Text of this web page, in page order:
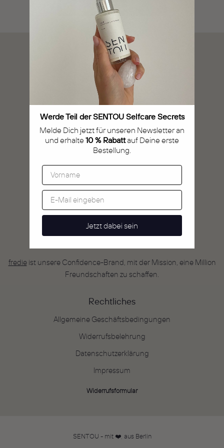
Jetzt dabei sein
Menü
Newsletter
care & confidence Versprechen
Versand & Lieferung
Kontakt, Fragen und Anregungen
Unser Blog
Intimpflege & Intimrasur
8 Fragen – Interviews
fredie
fredieist unsere Confidence-Brand, mit der Mission, eine Million
Freundschaften zu schaffen.
Rechtliches
Allgemeine Geschäftsbedingungen
Widerrufsbelehrung
Datenschutzerklärung
Impressum
Widerrufsformular
SENTOU - mit ❤️, aus Berlin
Werde Teil der SENTOU Selfcare Secrets
Melde Dich jetzt für unseren Newsletter an
und erhalte 10 % Rabattauf Deine erste
Bestellung.
Jetzt dabei sein